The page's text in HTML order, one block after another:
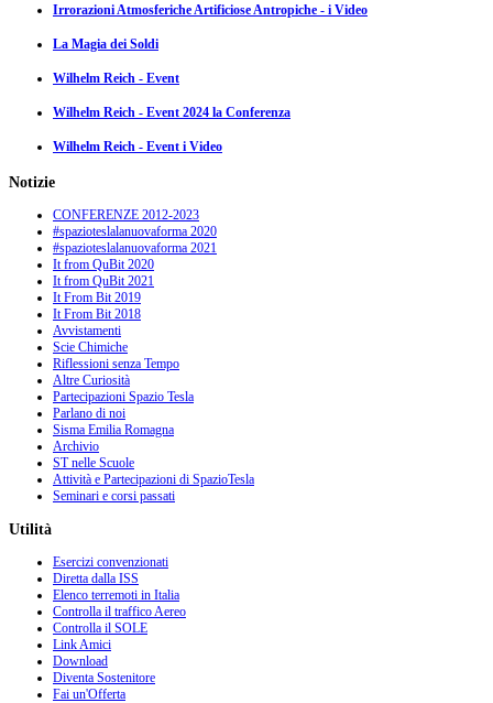
Irrorazioni Atmosferiche Artificiose Antropiche - i Video
La Magia dei Soldi
Wilhelm Reich - Event
Wilhelm Reich - Event 2024 la Conferenza
Wilhelm Reich - Event i Video
Notizie
CONFERENZE 2012-2023
#spazioteslalanuovaforma 2020
#spazioteslalanuovaforma 2021
It from QuBit 2020
It from QuBit 2021
It From Bit 2019
It From Bit 2018
Avvistamenti
Scie Chimiche
Riflessioni senza Tempo
Altre Curiosità
Partecipazioni Spazio Tesla
Parlano di noi
Sisma Emilia Romagna
Archivio
ST nelle Scuole
Attività e Partecipazioni di SpazioTesla
Seminari e corsi passati
Utilità
Esercizi convenzionati
Diretta dalla ISS
Elenco terremoti in Italia
Controlla il traffico Aereo
Controlla il SOLE
Link Amici
Download
Diventa Sostenitore
Fai un'Offerta